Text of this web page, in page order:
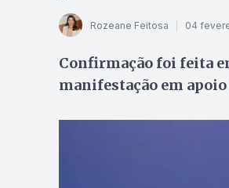
Rozeane Feitosa 04
Confirmação foi feita
manifestação em